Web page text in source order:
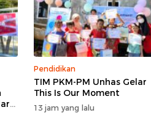
Pendidikan
TIM PKM-PM Unhas Gelar
This Is Our Moment
13 jam yang lalu